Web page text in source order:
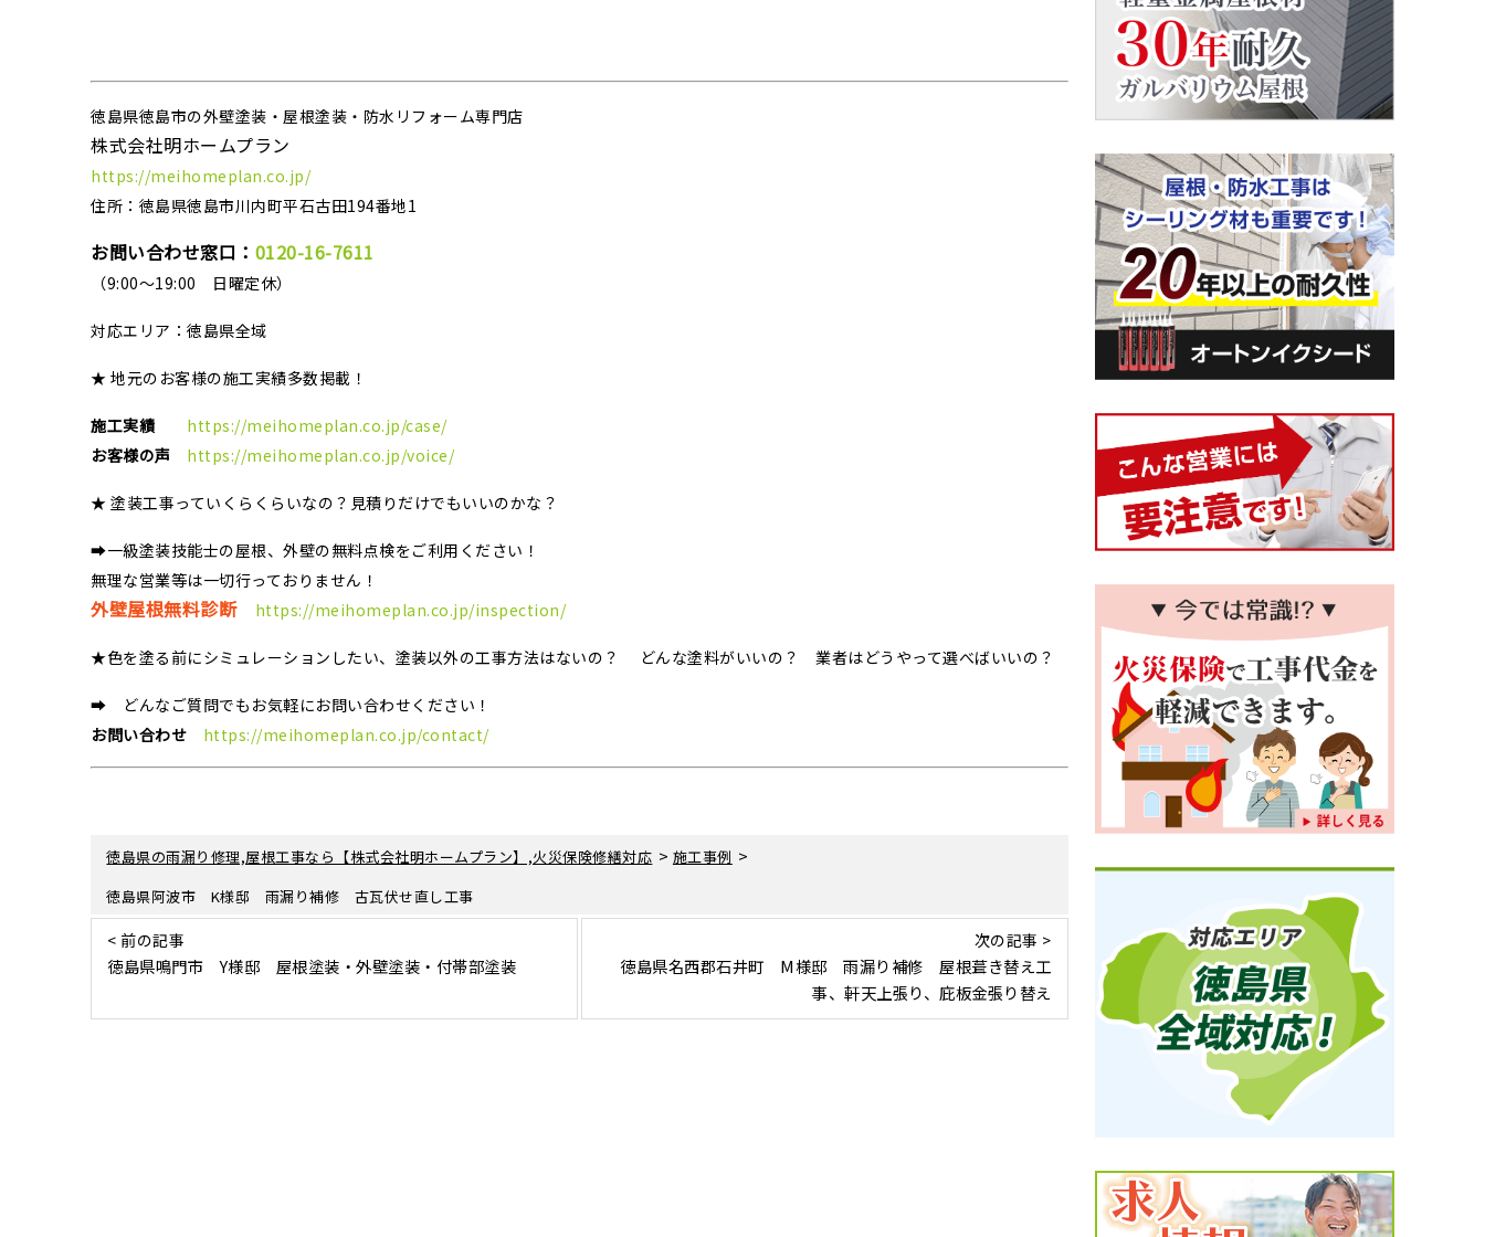
徳島県徳島市の外壁塗装・屋根塗装・防水リフォーム専門店
株式会社明ホームプラン
https://meihomeplan.co.jp/
住所：徳島県徳島市川内町平石古田194番地1
お問い合わせ窓口： 0120-16-7611
（9:00～19:00 日曜定休）
対応エリア： 徳島県全域
★ 地元のお客様の施工実績多数掲載！
施工実績
https://meihomeplan.co.jp/case/
お客様の声
https://meihomeplan.co.jp/voice/
★ 塗装工事っていくらくらいなの？見積りだけでもいいのかな？
➡一級塗装技能士の屋根、外壁の無料点検をご利用ください！
無理な営業等は一切行っておりません！
外壁屋根無料診断 https://meihomeplan.co.jp/inspection/
★色を塗る前にシミュレーションしたい、塗装以外の工事方法はないの？ どんな塗料がいいの？ 業者はどうやって選べばいいの？
➡ どんなご質問でもお気軽にお問い合わせください！
お問い合わせ
https://meihomeplan.co.jp/contact/
徳島県の雨漏り修理,屋根工事なら【株式会社明ホームプラン】,火災保険修繕対応 > 施工事例 >
徳島県阿波市 K様邸 雨漏り補修 古瓦伏せ直し工事
< 前の記事
徳島県鳴門市 Y様邸 屋根塗装・外壁塗装・付帯部塗装
次の記事 >
徳島県名西郡石井町 M様邸 雨漏り補修 屋根葺き替え工
事、軒天上張り、庇板金張り替え